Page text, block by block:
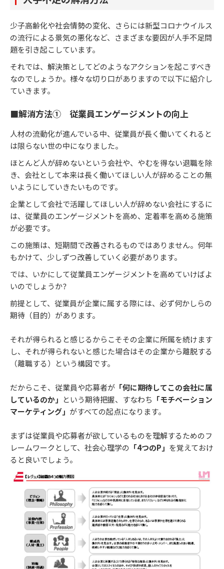
少子高齢化や社会情勢の変化、さらには新型コロナウイルス
の流行による景気の悪化など、さまざまな要因が人手不足問
題を引き起こしています。
それでは、解決策としてどのようなアクションを起こすべき
なのでしょうか。様々な切り口がありますので以下に紹介し
ていきます。
■解消方法① 従業員エンゲージメントの向上
人材の流動化が進んでいる中、従業員が長く働いてくれると
は限らない世の中になりました。
ほとんど人が辞めないという会社や、やむを得ない退職を除
き、会社として本来は長く働いてほしい人が辞めることの無
いようにしていきたいものです。
企業として会社で活躍してほしい人が辞めない会社にするに
は、従業員のエンゲージメントを高め、定着率を高める施策
が必要です。
この施策は、短期間で改善されるものではありません。何年
もかけて、少しずつ改善していく必要があります。
では、いかにして従業員エンゲージメントを高めていけばよ
いのでしょうか？
前提として、従業員が企業に属する際には、必ず何かしらの
期待（目的）があります。
それが得られると感じるからこそその企業に所属を続けます
し、それが得られないと感じた場合はその企業から離脱する
（離職する）という構図です。
だからこそ、従業員や応募者が 「何に期待してこの会社に属
しているのか」 という期待把握、すなわち 「モチベーション
マーケティング」 がすべての起点になります。
まずは従業員や応募者が欲しているものを理解するためのフ
レームワークとして、社会心理学の 「4つのP」 を覚えておけ
ると良いでしょう。